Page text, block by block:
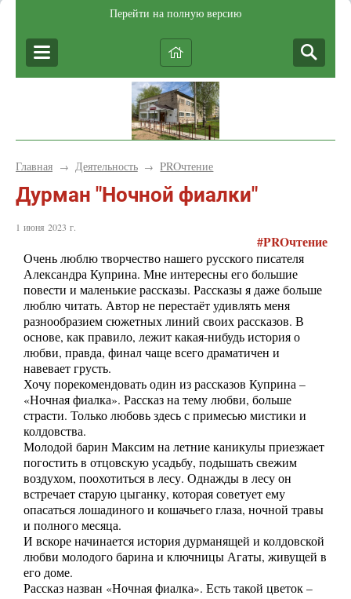
Перейти на полную версию
Главная → Деятельность → PROчтение
Дурман "Ночной фиалки"
1 июня 2023 г.
#PROчтение
Очень люблю творчество нашего русского писателя
Александра Куприна. Мне интересны его большие
повести и маленькие рассказы. Рассказы я даже больше
люблю читать. Автор не перестаёт удивлять меня
разнообразием сюжетных линий своих рассказов. В
основе, как правило, лежит какая-нибудь история о
любви, правда, финал чаще всего драматичен и
навевает грусть.
Хочу порекомендовать один из рассказов Куприна –
«Ночная фиалка». Рассказ на тему любви, больше
страсти. Только любовь здесь с примесью мистики и
колдовства.
Молодой барин Максим на летние каникулы приезжает
погостить в отцовскую усадьбу, подышать свежим
воздухом, поохотиться в лесу. Однажды в лесу он
встречает старую цыганку, которая советует ему
опасаться лошадиного и кошачьего глаза, ночной травы
и полного месяца.
И вскоре начинается история дурманящей и колдовской
любви молодого барина и ключницы Агаты, живущей в
его доме.
Рассказ назван «Ночная фиалка». Есть такой цветок –